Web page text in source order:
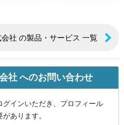
社 の製品・サービス 一覧
社 へのお問い合わせ
インいただき、プロフィール
あります。